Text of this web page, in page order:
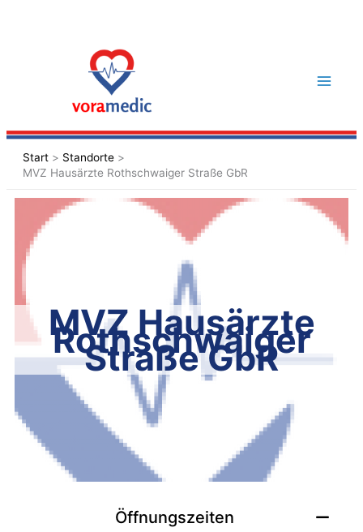
Start
Standorte
MVZ Hausärzte Rothschwaiger Straße GbR
MVZ Hausärzte
Rothschwaiger
Straße GbR
Öffnungszeiten